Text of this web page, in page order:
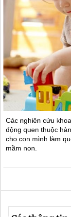
Các nghiên cứu
động quen thuộc
cho con mình làm
mầm non.